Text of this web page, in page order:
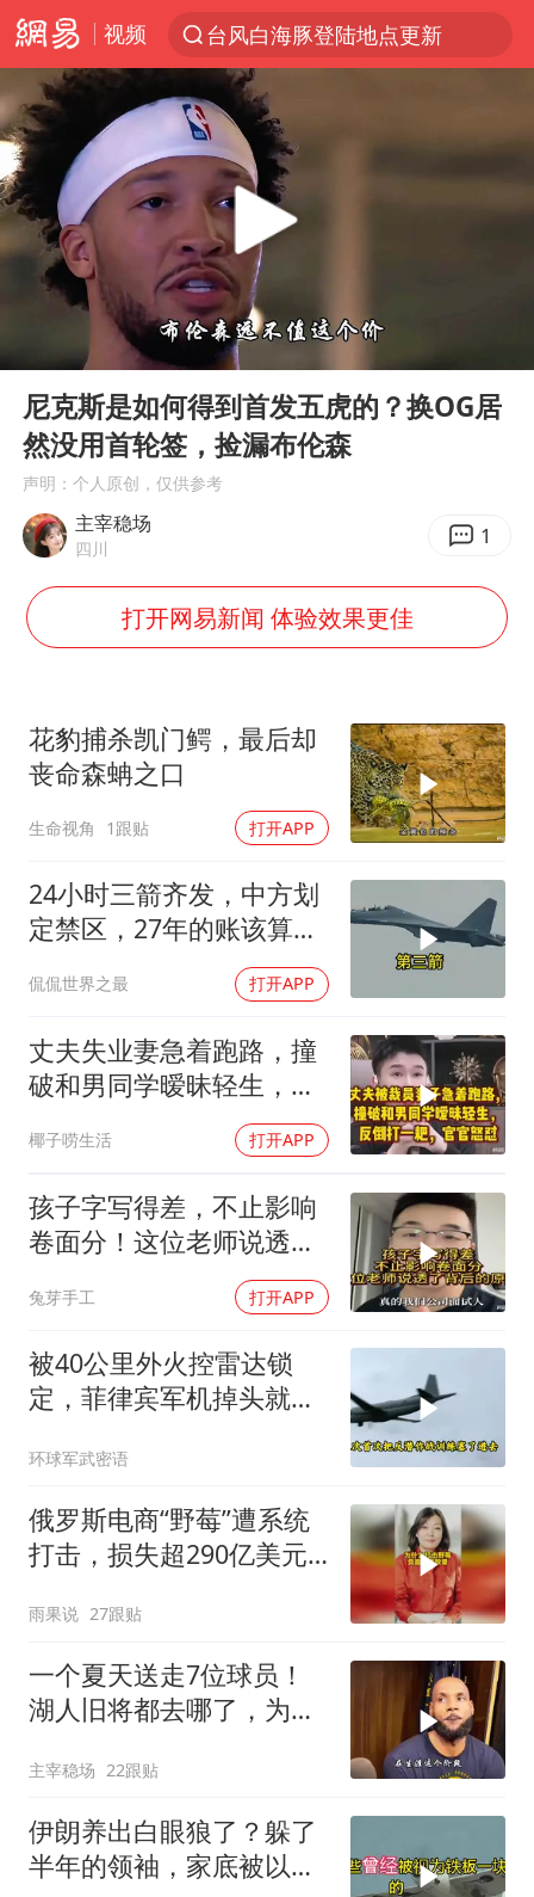
视频
台风白海豚登陆地点更新
台风白海豚进入48小时警戒线
中方回应是否在太平洋海底开采稀土
看守所辅警收受10万获刑1年
宇树科技发行价格150.80元/股
五粮液渠道价一箱上涨近百元
CIA被曝已秘密设立古巴工作组
U17国足1分钟轰2球
泰国一女公务员妆容引争议 本人回应
法国将禁止“未经同意的电话营销”
24小时不关空调 电费会更低吗
多地要求领导干部带头休假
吉林一“温度计大楼”读数爆表
东方甄选被判赔偿江小白30万元
奋进开新局 实干挑大梁
Play
尼克斯是如何得到首发五虎的？换OG居
然没用首轮签，捡漏布伦森
声明：个人原创，仅供参考
主宰稳场
四川 1
打开网易新闻 体验效果更佳
花豹捕杀凯门鳄，最后却
丧命森蚺之口
生命视角 1跟贴 打开APP
24小时三箭齐发，中方划
定禁区，27年的账该算
了，强制拖船摆上台面
侃侃世界之最 打开APP
丈夫失业妻急着跑路，撞
破和男同学暧昧轻生，反
椰子唠生活 打开APP
孩子字写得差，不止影响
卷面分！这位老师说透了
兔芽手工 打开APP
被40公里外火控雷达锁
定，菲律宾军机掉头就
场
环球军武密语
俄罗斯电商“野莓”遭系统
打击，损失超290亿美元#
雨果说 27跟贴
一个夏天送走7位球员！
湖人旧将都去哪了，为何
主宰稳场 22跟贴
伊朗养出白眼狼了？躲了
半年的领袖，家底被以色